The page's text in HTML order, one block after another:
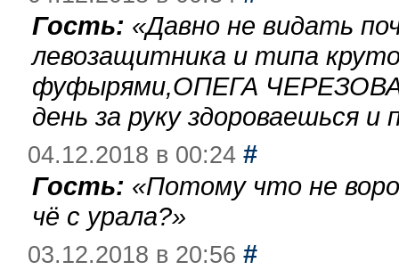
Гость: «Давно не видать
левозащитника и типа
фуфырями,ОПЕГА
день за руку здороваешься
04.12.2018 в 00:24 #
Гость: «Потому что не
чё с урала?»
03.12.2018 в 20:56 #